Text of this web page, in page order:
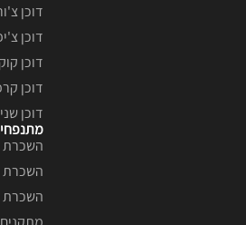
דוכן
דוכן
דוכן
דוכן
דוכן
השכרת
השכרת
השכרת